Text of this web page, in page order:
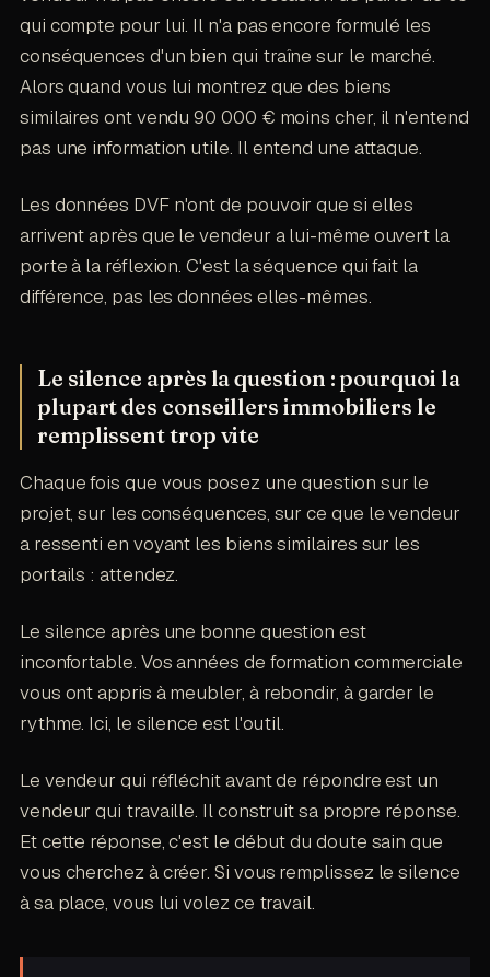
qui compte pour lui. Il n'a pas encore formulé les
conséquences d'un bien qui traîne sur le marché.
Alors quand vous lui montrez que des biens
similaires ont vendu 90 000 € moins cher, il n'entend
pas une information utile. Il entend une attaque.
Les données DVF n'ont de pouvoir que si elles
arrivent après que le vendeur a lui-même ouvert la
porte à la réflexion. C'est la séquence qui fait la
différence, pas les données elles-mêmes.
Le silence après la question : pourquoi la
plupart des conseillers immobiliers le
remplissent trop vite
Chaque fois que vous posez une question sur le
projet, sur les conséquences, sur ce que le vendeur
a ressenti en voyant les biens similaires sur les
portails : attendez.
Le silence après une bonne question est
inconfortable. Vos années de formation commerciale
vous ont appris à meubler, à rebondir, à garder le
rythme. Ici, le silence est l'outil.
Le vendeur qui réfléchit avant de répondre est un
vendeur qui travaille. Il construit sa propre réponse.
Et cette réponse, c'est le début du doute sain que
vous cherchez à créer. Si vous remplissez le silence
à sa place, vous lui volez ce travail.